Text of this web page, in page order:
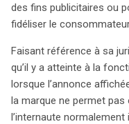
des fins publicitaires ou
fidéliser le
Faisant référence à sa
qu’il y a atteinte à la
lorsque l’annonce
la marque ne permet
l’internaute